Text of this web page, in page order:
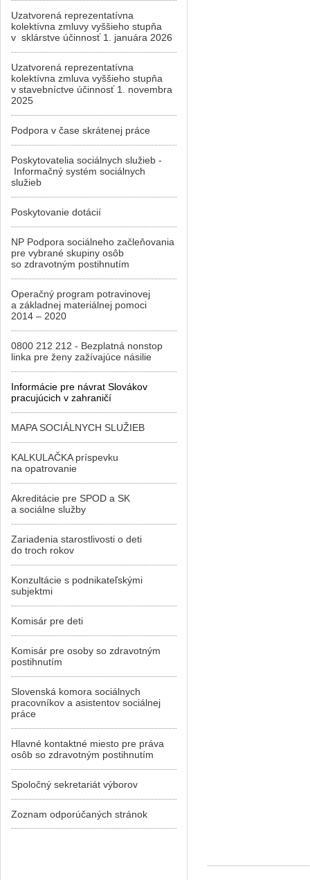
Uzatvorená reprezentatívna
kolektívna zmluvy vyššieho stupňa
v sklárstve účinnosť 1. januára 2026
Uzatvorená reprezentatívna
kolektívna zmluva vyššieho stupňa
v stavebníctve účinnosť 1. novembra
2025
Podpora v čase skrátenej práce
Poskytovatelia sociálnych služieb -
Informačný systém sociálnych
služieb
Poskytovanie dotácií
NP Podpora sociálneho začleňovania
pre vybrané skupiny osôb
so zdravotným postihnutím
Operačný program potravinovej
a základnej materiálnej pomoci
2014 – 2020
0800 212 212 - Bezplatná nonstop
linka pre ženy zažívajúce násilie
Informácie pre návrat Slovákov
pracujúcich v zahraničí
MAPA SOCIÁLNYCH SLUŽIEB
KALKULAČKA príspevku
na opatrovanie
Akreditácie pre SPOD a SK
a sociálne služby
Zariadenia starostlivosti o deti
do troch rokov
Konzultácie s podnikateľskými
subjektmi
Komisár pre deti
Komisár pre osoby so zdravotným
postihnutím
Slovenská komora sociálnych
pracovníkov a asistentov sociálnej
práce
Hlavné kontaktné miesto pre práva
osôb so zdravotným postihnutím
Spoločný sekretariát výborov
Zoznam odporúčaných stránok